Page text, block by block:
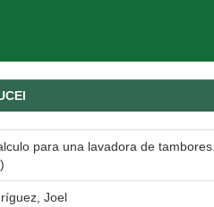
para una lavadora de
Joel